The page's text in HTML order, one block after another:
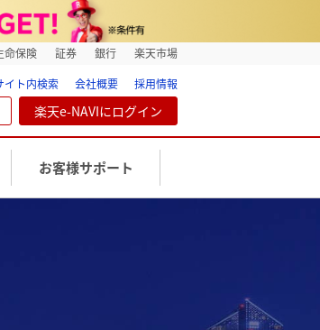
命保険 証券 銀行
楽天市場
イト内検索
会社概要 採用情報
楽天e-NAVIにログイン
お客様サポート